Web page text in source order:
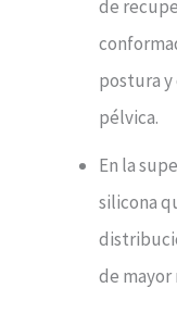
de
postura
pélvica.
En la
silicona
de mayor